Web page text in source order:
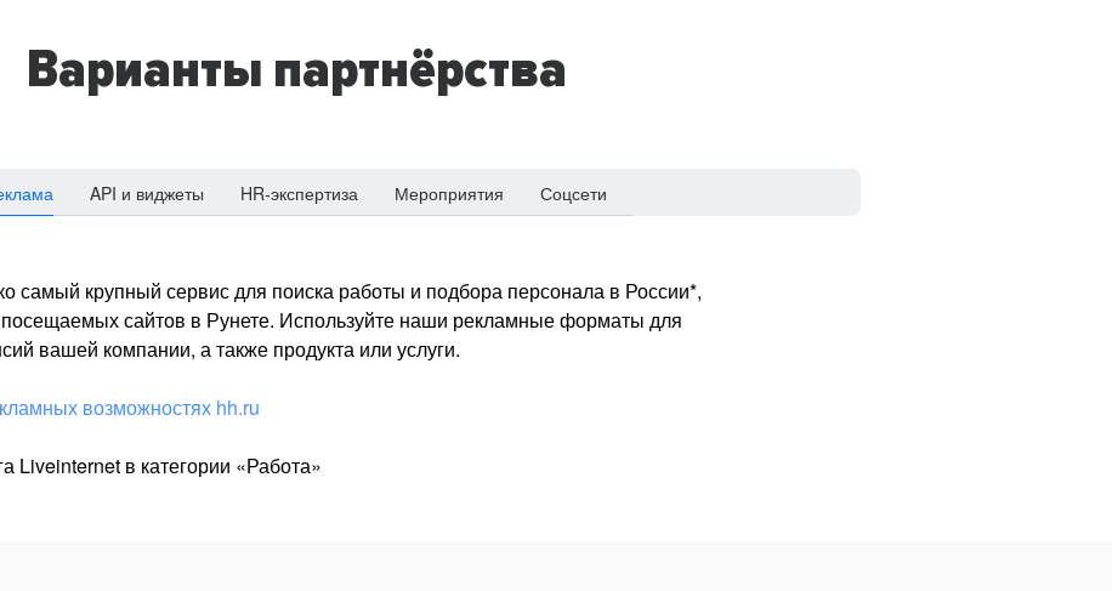
Варианты партнёрства
API и виджеты HR-экспертиза Мероприятия Соцсети
самый крупный сервис для поиска работы и подбора персонала в России*,
сайтов в Рунете. Используйте наши рекламные форматы для
вашей компании, а также продукта или услуги.
возможностях hh.ru
Liveinternet в категории «Работа»